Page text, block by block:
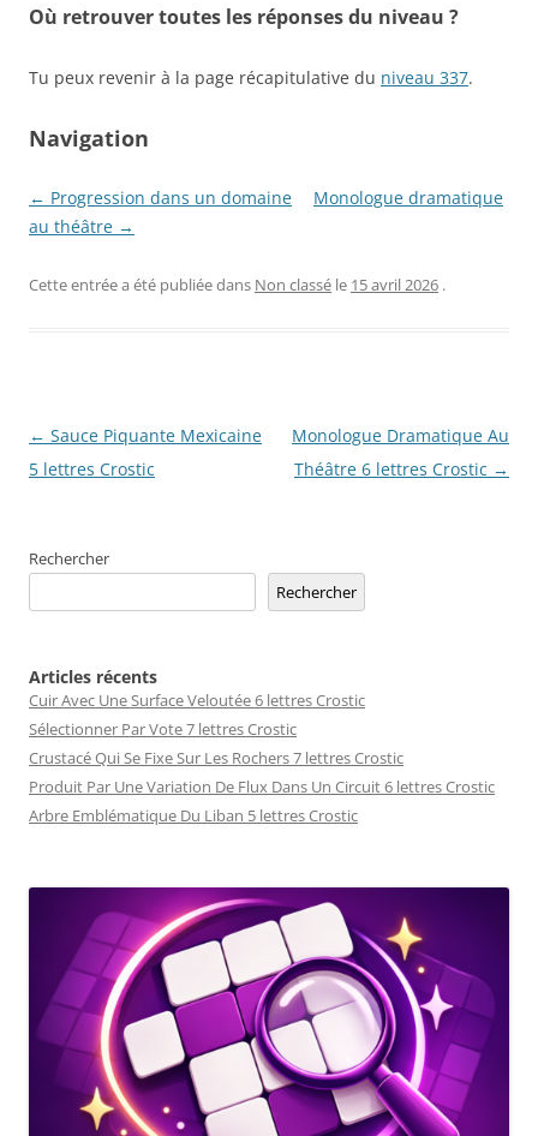
Où retrouver toutes les réponses du niveau ?
Tu peux revenir à la page récapitulative du niveau 337.
Navigation
← Progression dans un domaine
Monologue dramatique
au théâtre →
Cette entrée a été publiée dans Non classé le 15 avril 2026 .
Navigation
des
← Sauce Piquante Mexicaine
5 lettres Crostic
Monologue Dramatique Au
Théâtre 6 lettres Crostic →
Rechercher
Rechercher
Articles récents
Cuir Avec Une Surface Veloutée 6 lettres Crostic
Sélectionner Par Vote 7 lettres Crostic
Crustacé Qui Se Fixe Sur Les Rochers 7 lettres Crostic
Produit Par Une Variation De Flux Dans Un Circuit 6 lettres Crostic
Arbre Emblématique Du Liban 5 lettres Crostic